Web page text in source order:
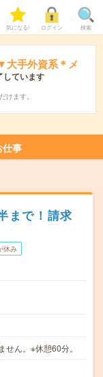
気になる! ログイン 検索
大手外資系＊メ
しています
けます。
仕事
まで！請求
休み
ん。※休憩60分。